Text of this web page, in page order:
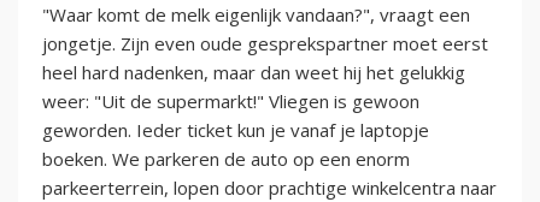
"Waar komt de melk eigenlijk vandaan?", vraagt een
jongetje. Zijn even oude gesprekspartner moet eerst
heel hard nadenken, maar dan weet hij het gelukkig
weer: "Uit de supermarkt!" Vliegen is gewoon
geworden. Ieder ticket kun je vanaf je laptopje
boeken. We parkeren de auto op een enorm
parkeerterrein, lopen door prachtige winkelcentra naar